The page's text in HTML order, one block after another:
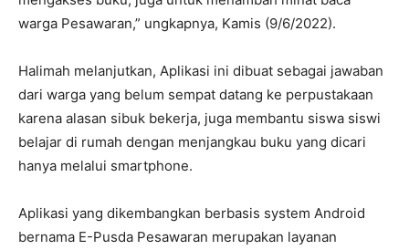
warga Pesawaran,” ungkapnya, Kamis (9/6/2022).
Halimah melanjutkan, Aplikasi ini dibuat sebagai jawaban
dari warga yang belum sempat datang ke perpustakaan
karena alasan sibuk bekerja, juga membantu siswa siswi
belajar di rumah dengan menjangkau buku yang dicari
hanya melalui smartphone.
Aplikasi yang dikembangkan berbasis system Android
bernama E-Pusda Pesawaran merupakan layanan